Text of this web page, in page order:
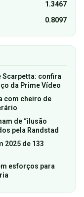
1.3467
0.8097
Scarpetta: confira
da Prime Vídeo
com cheiro de
de “ilusão
pela Randstad
2025 de 133
esforços para